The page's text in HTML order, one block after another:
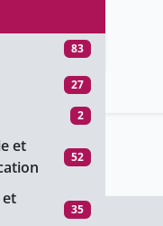
83
160
385
27
2
et
52
35